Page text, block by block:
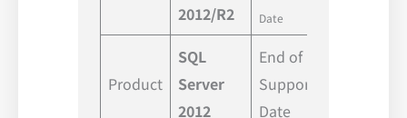
2012/R2
Date
Product
SQL
Server
2012
End of
Support
Date